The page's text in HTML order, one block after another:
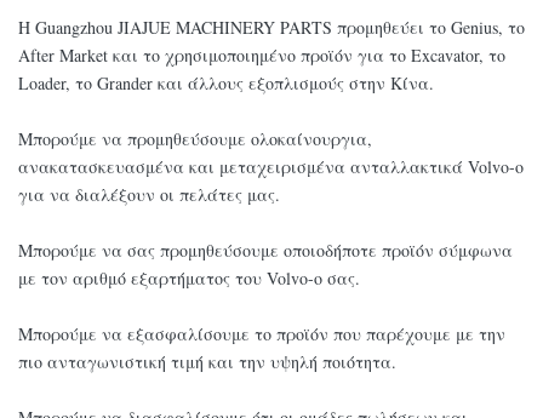
Η Guangzhou JIAJUE MACHINERY PARTS προμηθεύει το Genius, το
After Market και το χρησιμοποιημένο προϊόν για το Excavator, το
Loader, το Grander και άλλους εξοπλισμούς στην Κίνα.
Μπορούμε να προμηθεύσουμε ολοκαίνουργια,
ανακατασκευασμένα και μεταχειρισμένα ανταλλακτικά Volvo-o
για να διαλέξουν οι πελάτες μας.
Μπορούμε να σας προμηθεύσουμε οποιοδήποτε προϊόν σύμφωνα
με τον αριθμό εξαρτήματος του Volvo-o σας.
Μπορούμε να εξασφαλίσουμε το προϊόν που παρέχουμε με την
πιο ανταγωνιστική τιμή και την υψηλή ποιότητα.